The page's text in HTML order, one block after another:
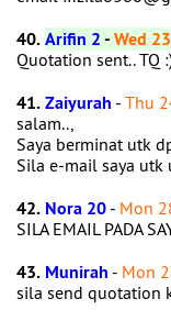
40.Arifin 2-Wed
Quotation sent.. TQ
41.Zaiyurah - Thu
salam..,
Saya berminat utk
Sila e-mail saya utk
42. Nora 20 - Mon
SILA EMAIL PADA
43. Munirah - Mon
sila send quotation